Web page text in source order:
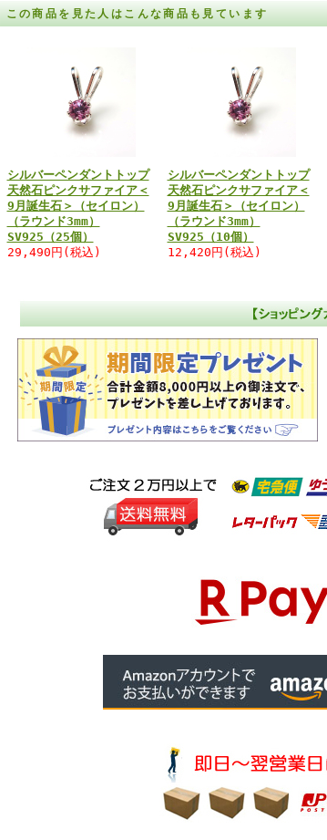
この商品を見た人はこんな商品も見ています
シルバーペンダントトップ
天然石ピンクサファイア＜
9月誕生石＞（セイロン）
（ラウンド3mm）
SV925（25個）
29,490円(税込)
シルバーペンダントトップ
天然石ピンクサファイア＜
9月誕生石＞（セイロン）
（ラウンド3mm）
SV925（10個）
12,420円(税込)